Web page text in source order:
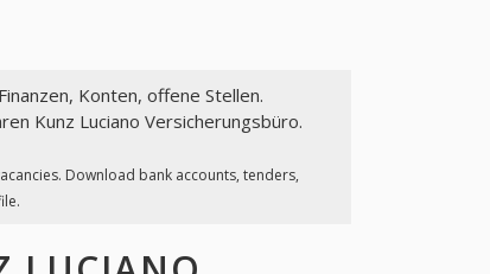
Konten, offene Stellen.
Kunz Luciano Versicherungsbüro.
Download bank accounts, tenders,